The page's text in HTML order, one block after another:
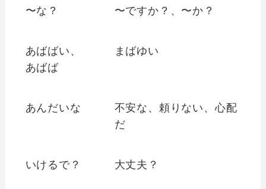
〜な？ 〜ですか？、〜か？
あばばい、
あばば
まばゆい
あんだいな
不安な、頼りない、心配
だ
いけるで？ 大丈夫？